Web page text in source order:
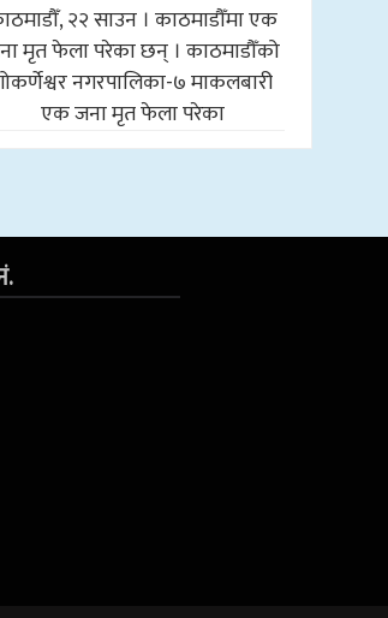
२२ साउन । काठमाडौँमा एक
मृत फेला परेका छन् । काठमाडौँको
नगरपालिका-७ माकलबारी
एक जना मृत फेला परेका